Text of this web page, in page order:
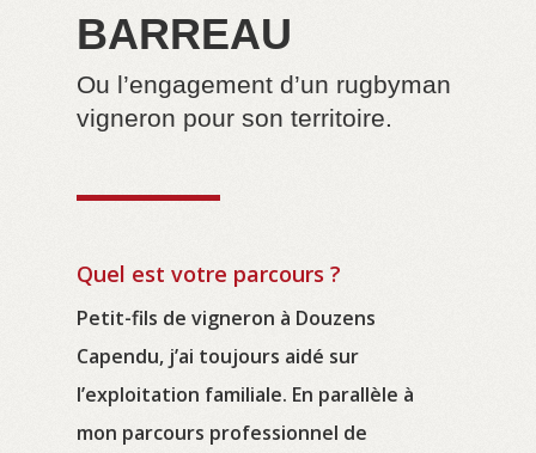
BARREAU
Ou l’engagement d’un rugbyman
vigneron pour son territoire.
Quel est votre parcours ?
Petit-fils de vigneron à Douzens
Capendu, j’ai toujours aidé sur
l’exploitation familiale. En parallèle à
mon parcours professionnel de